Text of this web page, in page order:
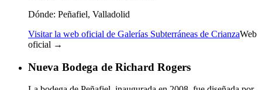
Dónde: Peñafiel, Valladolid
Visitar la web oficial de Galerías Subterráneas de CrianzaWeb
oficial →
Nueva Bodega de Richard Rogers